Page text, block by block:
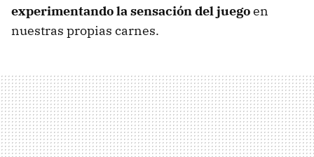
experimentando la sensación del juegoen
nuestras propias carnes.